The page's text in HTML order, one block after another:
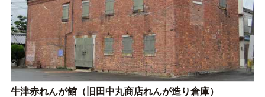
牛津赤れんが館（旧田中丸商店れんが造り倉庫）